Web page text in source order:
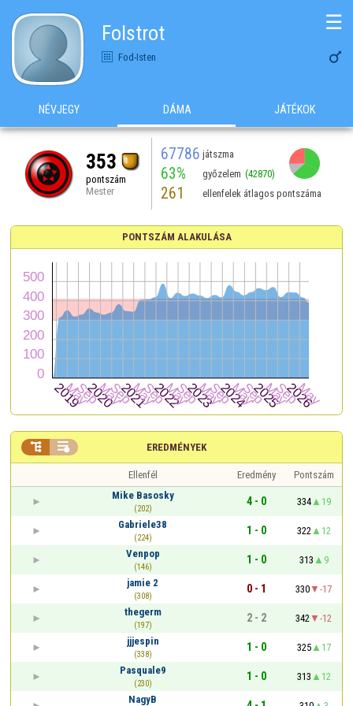
Folstrot
Fod-Isten 
☰
NÉVJEGY DÁMA JÁTÉKOK
353
pontszám
Mester
67786 játszma
63% győzelem (42870)
261 ellenfelek átlagos pontszáma
PONTSZÁM ALAKULÁSA
EREDMÉNYEK
 
Ellenfél Eredmény
Pontszám
Mike Basosky
(202)
4 - 0 334
19
Gabriele38
(224)
1 - 0 322
12
Venpop
(146)
1 - 0 313
9
jamie 2
(308)
0 - 1 330
-17
thegerm
(197)
2 - 2 342
-12
jjjespin
(338)
1 - 0 325
17
Pasquale9
(230)
1 - 0 313
12
NagyB